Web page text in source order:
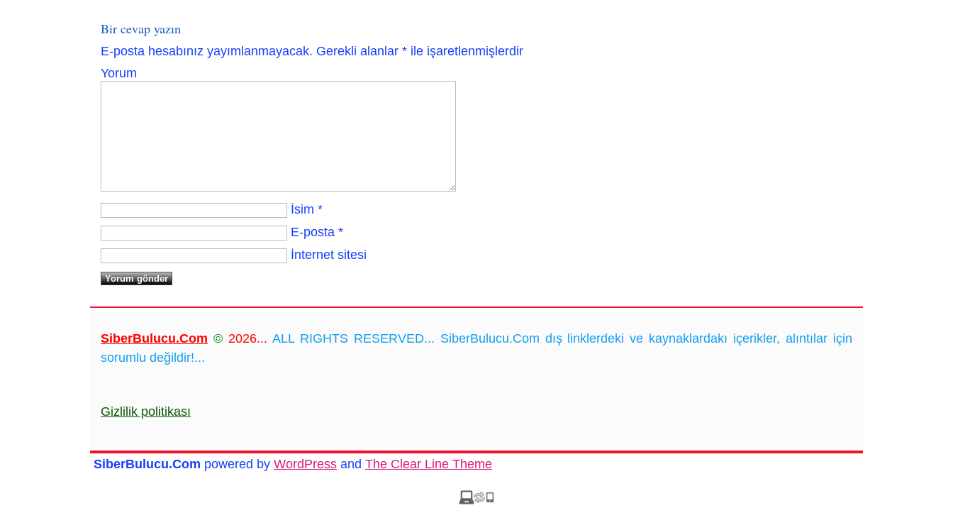
Bir cevap yazın
E-posta hesabınız yayımlanmayacak. Gerekli alanlar * ile işaretlenmişlerdir
Yorum
İsim *
E-posta *
İnternet sitesi
SiberBulucu.Com © 2026... ALL RIGHTS RESERVED... SiberBulucu.Com dış linklerdeki ve kaynaklardakı içerikler, alıntılar için
sorumlu değildir!...
Gizlilik politikası
SiberBulucu.Com powered by WordPress and The Clear Line Theme